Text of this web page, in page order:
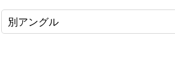
別アングル